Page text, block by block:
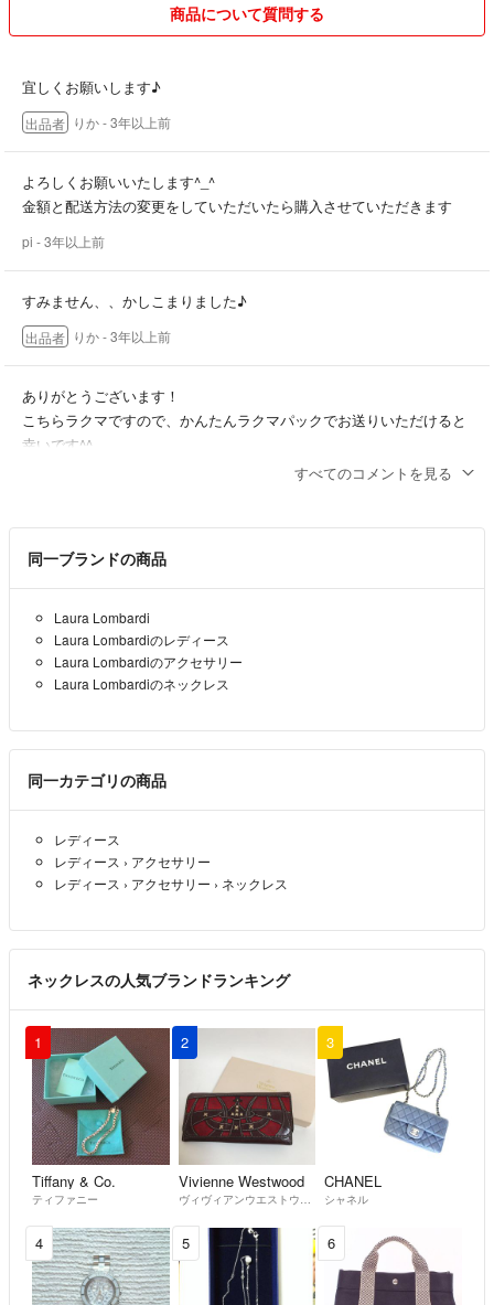
商品について質問する
宜しくお願いします♪
出品者 りか- 3年以上前
よろしくお願いいたします^_^
金額と配送方法の変更をしていただいたら購入させていただきます
pi - 3年以上前
すみません、、かしこまりました♪
出品者 りか- 3年以上前
ありがとうございます！
こちらラクマですので、かんたんラクマパックでお送りいただけると
幸いです^^
ラクラクメルカリ便で、送れば大丈夫でしょうか？？
ありがとうございます！
不躾ながら15,000円で購入させていただけないでしょうか？
できますか？
出品者 りか- 3年以上前
こちらだいたいの着用回数はわかりますでしょうか？
pi- 3年以上前
すべてのコメントを見る
同一ブランドの商品
Laura Lombardi
Laura Lombardiのレディース
Laura Lombardiのアクセサリー
Laura Lombardiのネックレス
同一カテゴリの商品
レディース
レディース › アクセサリー
レディース › アクセサリー › ネックレス
ネックレスの人気ブランドランキング
1
Tiffany & Co.
ティファニー
2
Vivienne Westwood
ヴィヴィアンウエストウッド
3
CHANEL
シャネル
4 5 6